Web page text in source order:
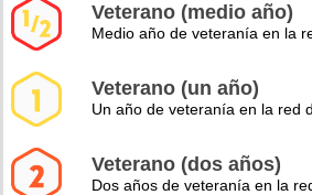
Veterano (medio año)
Medio año de veteranía en la
Veterano (un año)
Un año de veteranía en la red
Veterano (dos años)
Dos años de veteranía en la